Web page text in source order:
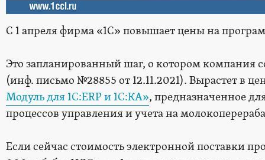
С 1 апреля фирма «1С» повышает цены на
Это запланированный шаг, о котором компания
(инф. письмо №28855 от 12.11.2021). Вырастет в
Модуль для 1С:ERP и 1С:КА», предназначенное
процессов управления и учета на
Если сейчас стоимость электронной поставки